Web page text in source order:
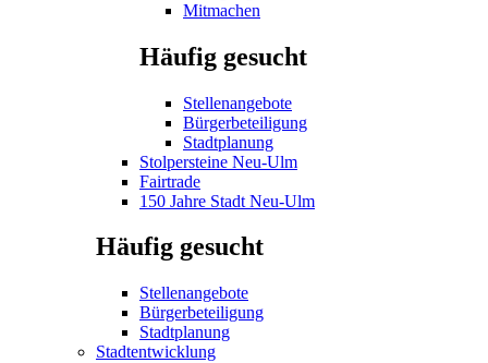
Mitmachen
Häufig gesucht
Stellenangebote
Bürgerbeteiligung
Stadtplanung
Stolpersteine Neu-Ulm
Fairtrade
150 Jahre Stadt Neu-Ulm
Häufig gesucht
Stellenangebote
Bürgerbeteiligung
Stadtplanung
Stadtentwicklung